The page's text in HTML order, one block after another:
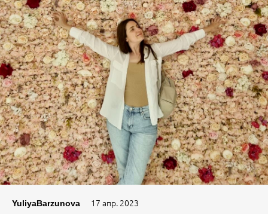
YuliyaBarzunova 17 апр. 2023